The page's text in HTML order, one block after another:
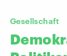
Gesellschaft